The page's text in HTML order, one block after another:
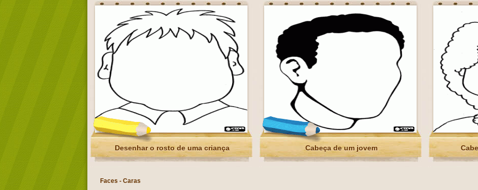
Desenhar o rosto de uma criança Cabeça de um jovem
Faces - Caras